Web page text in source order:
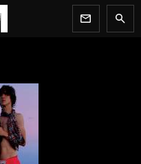
newsletter search